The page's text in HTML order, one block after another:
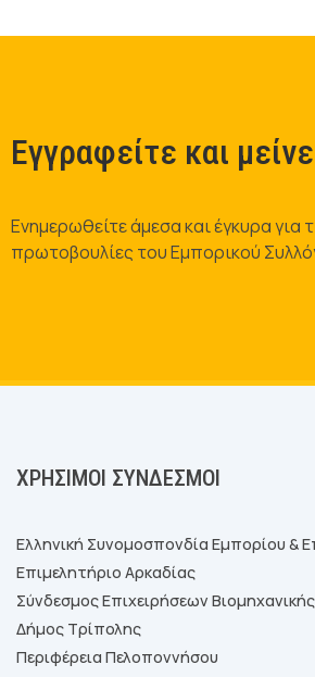
Εγγραφείτε και
Ενημερωθείτε άμεσα και έγκυρα για
πρωτοβουλίες του Εμπορικού
ΧΡΉΣΙΜΟΙ ΣΎΝΔΕΣΜΟΙ
Ελληνική Συνομοσπονδία Εμπορίου &
Επιμελητήριο Αρκαδίας
Σύνδεσμος Επιχειρήσεων
Δήμος Τρίπολης
Περιφέρεια Πελοποννήσου